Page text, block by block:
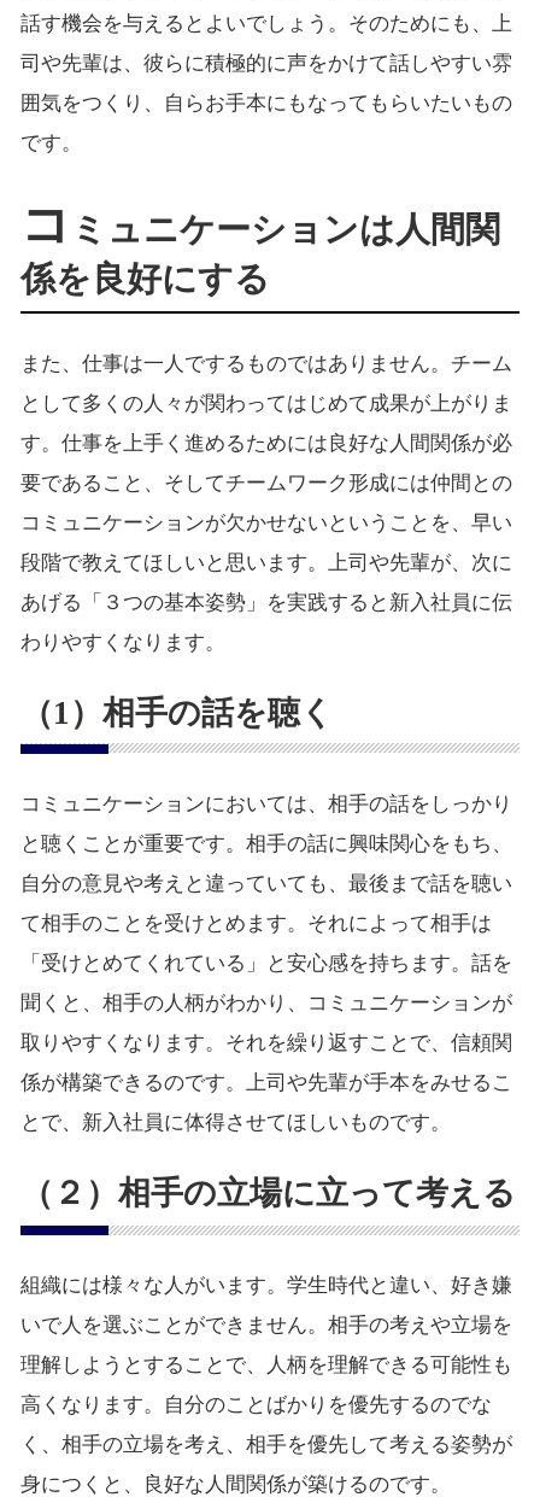
話す機会を与えるとよいでしょう。そのためにも、上
司や先輩は、彼らに積極的に声をかけて話しやすい雰
囲気をつくり、自らお手本にもなってもらいたいもの
です。
コ ミュニケーションは人間関
係を良好にする
また、仕事は一人でするものではありません。チーム
として多くの人々が関わってはじめて成果が上がりま
す。仕事を上手く進めるためには良好な人間関係が必
要であること、そしてチームワーク形成には仲間との
コミュニケーションが欠かせないということを、早い
段階で教えてほしいと思います。上司や先輩が、次に
あげる「３つの基本姿勢」を実践すると新入社員に伝
わりやすくなります。
（1）相手の話を聴く
コミュニケーションにおいては、相手の話をしっかり
と聴くことが重要です。相手の話に興味関心をもち、
自分の意見や考えと違っていても、最後まで話を聴い
て相手のことを受けとめます。それによって相手は
「受けとめてくれている」と安心感を持ちます。話を
聞くと、相手の人柄がわかり、コミュニケーションが
取りやすくなります。それを繰り返すことで、信頼関
係が構築できるのです。上司や先輩が手本をみせるこ
とで、新入社員に体得させてほしいものです。
（２）相手の立場に立って考える
組織には様々な人がいます。学生時代と違い、好き嫌
いで人を選ぶことができません。相手の考えや立場を
理解しようとすることで、人柄を理解できる可能性も
高くなります。自分のことばかりを優先するのでな
く、相手の立場を考え、相手を優先して考える姿勢が
身につくと、良好な人間関係が築けるのです。